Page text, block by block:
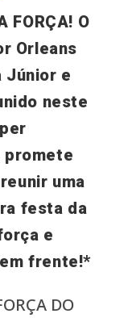
FORÇA! O
Orleans
Júnior e
neste
promete
uma
festa da
e
frente!*
DO